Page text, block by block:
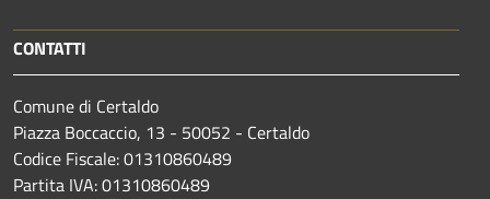
CONTATTI
Comune di Certaldo
Piazza Boccaccio, 13 - 50052 - Certaldo
Codice Fiscale: 01310860489
Partita IVA: 01310860489